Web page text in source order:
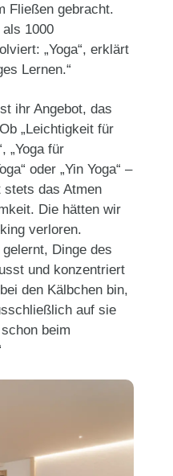
Fließen gebracht.
1000
„Yoga“, erklärt
Lernen.“
ihr Angebot, das
„Leichtigkeit für
„Yoga für
oder „Yin Yoga“ –
das Atmen
Die hätten wir
verloren.
Dinge des
und konzentriert
den Kälbchen bin,
auf sie
beim